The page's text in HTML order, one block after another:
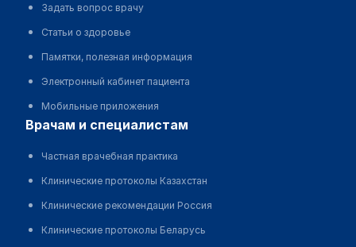
Задать вопрос врачу
Статьи о здоровье
Памятки, полезная информация
Электронный кабинет пациента
Мобильные приложения
врачам и специалистам
Частная врачебная практика
Клинические протоколы Казахстан
Клинические рекомендации Россия
Клинические протоколы Беларусь